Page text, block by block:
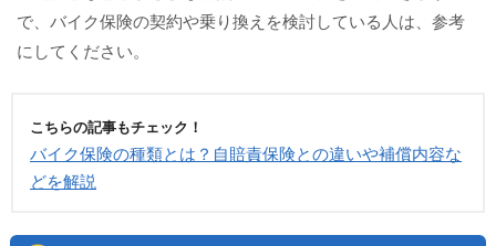
で、バイク保険の契約や乗り換えを検討している人は、参考
にしてください。
こちらの記事もチェック！
バイク保険の種類とは？自賠責保険との違いや補償内容な
どを解説